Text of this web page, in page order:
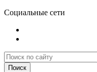
Социальные сети
Поиск